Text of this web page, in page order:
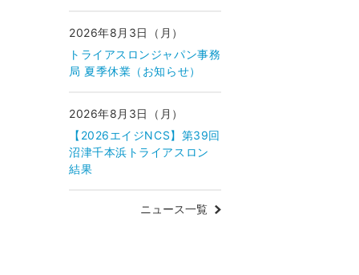
2026年8月3日（月）
トライアスロンジャパン事務
局 夏季休業（お知らせ）
2026年8月3日（月）
【2026エイジNCS】第39回
沼津千本浜トライアスロン
結果
ニュース一覧